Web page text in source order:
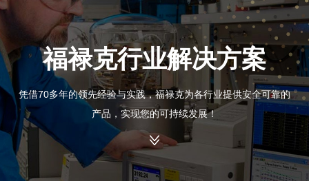
福禄克行业解决方案
凭借70多年的领先经验与实践，福禄克为各行业提供安全可靠的
产品，实现您的可持续发展！